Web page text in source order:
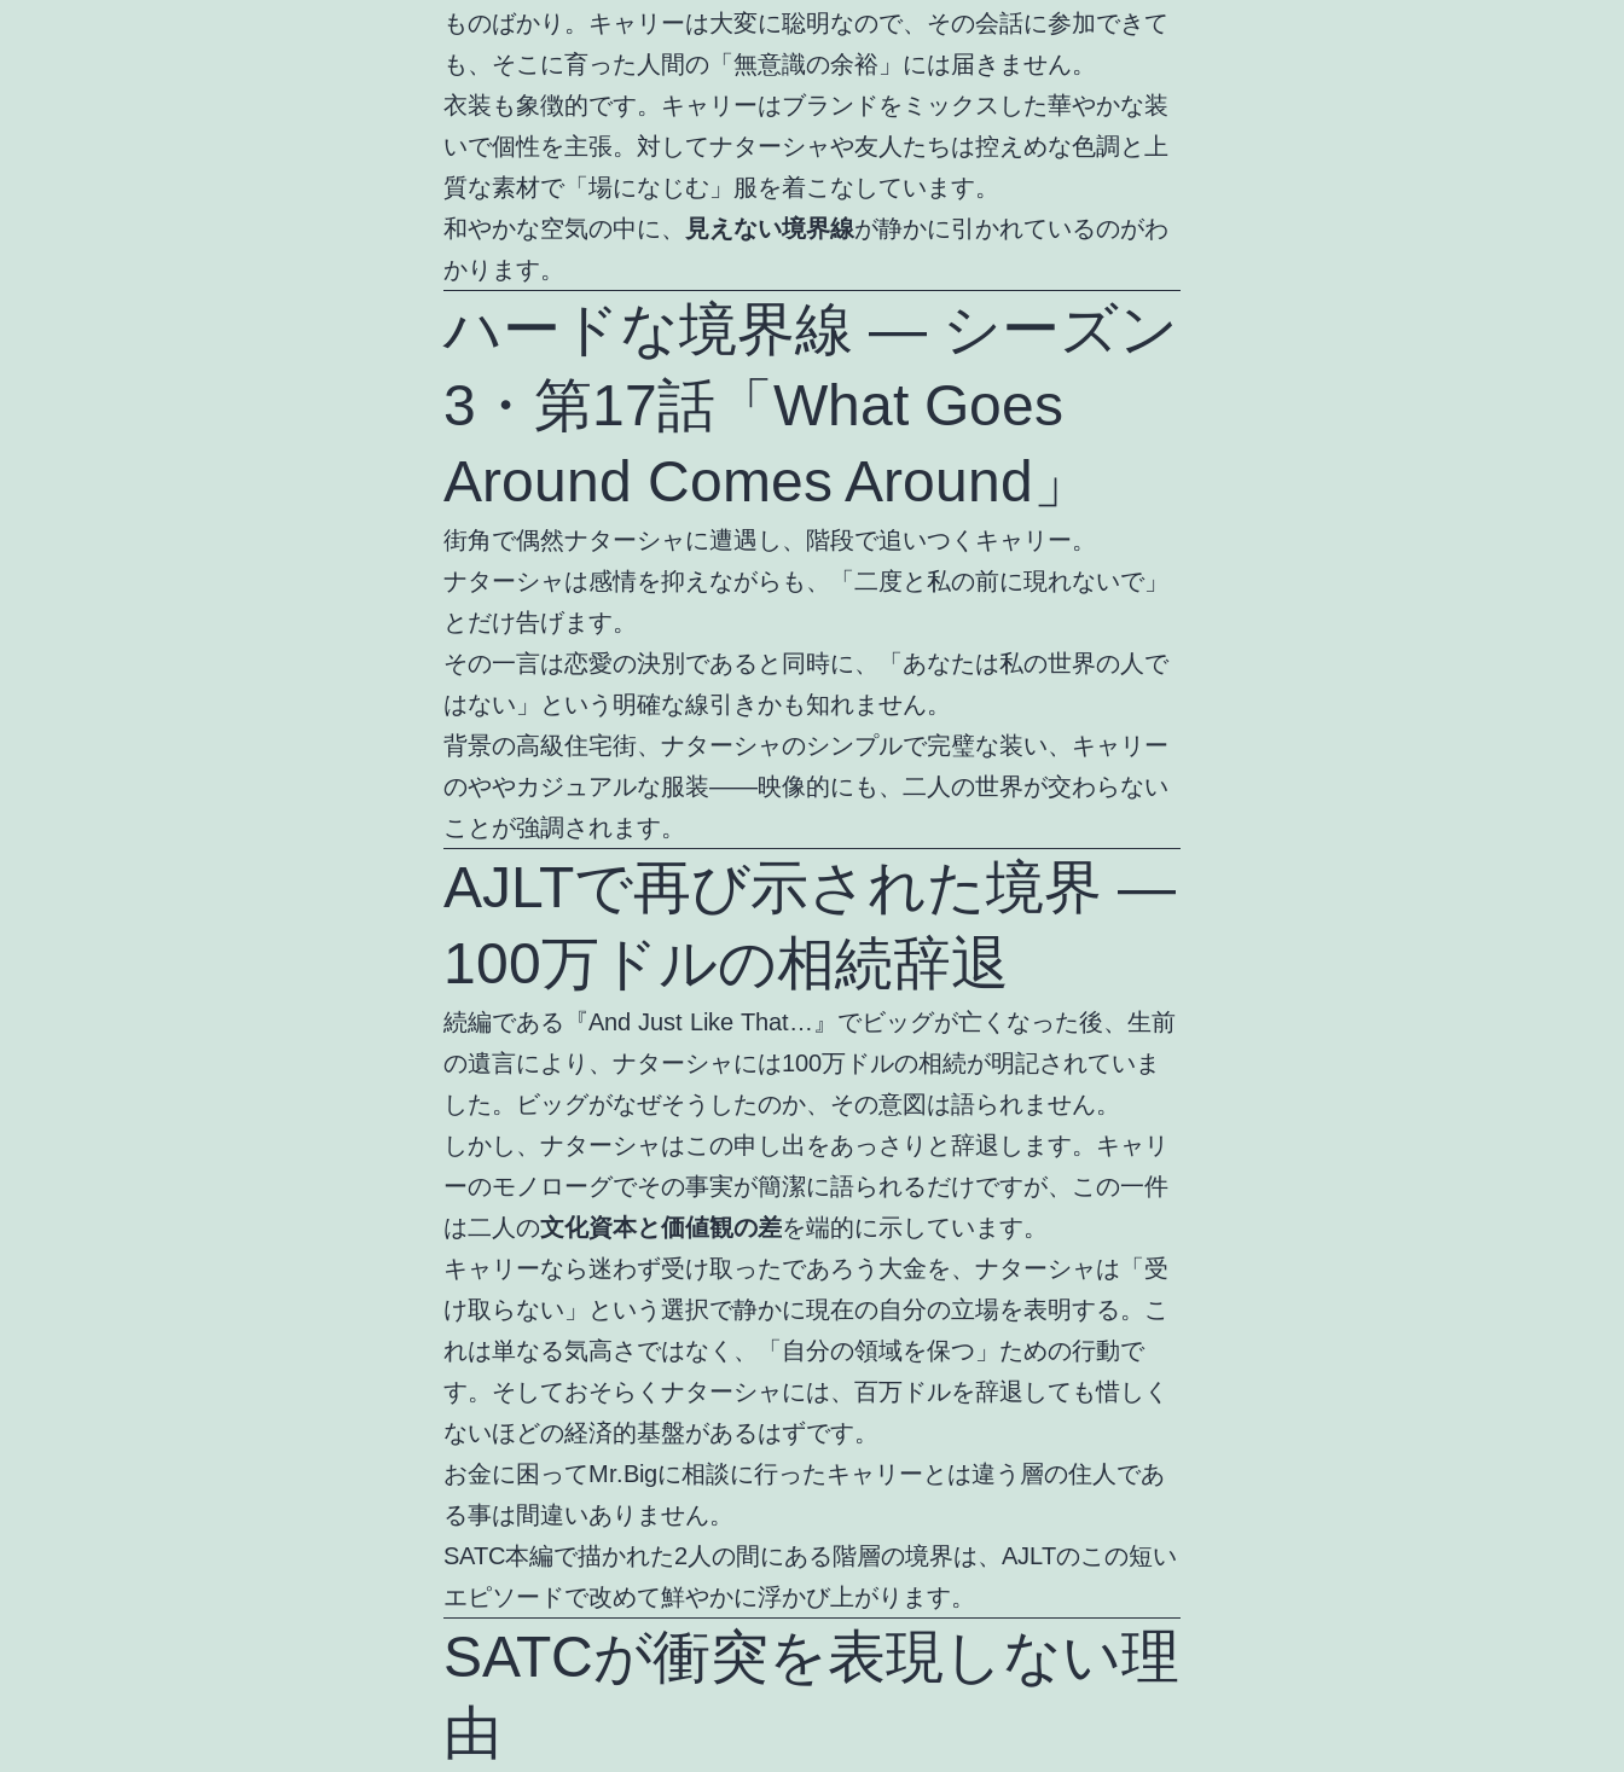
ものばかり。キャリーは大変に聡明なので、その会話に参加できて
も、そこに育った人間の「無意識の余裕」には届きません。
衣装も象徴的です。キャリーはブランドをミックスした華やかな装
いで個性を主張。対してナターシャや友人たちは控えめな色調と上
質な素材で「場になじむ」服を着こなしています。
和やかな空気の中に、
見えない境界線が静かに引かれているのがわ
かります。
ハードな境界線 ― シーズン
3・第17話「What Goes
Around Comes Around」
街角で偶然ナターシャに遭遇し、階段で追いつくキャリー。
ナターシャは感情を抑えながらも、「二度と私の前に現れないで」
とだけ告げます。
その一言は恋愛の決別であると同時に、「あなたは私の世界の人で
はない」という明確な線引きかも知れません。
背景の高級住宅街、ナターシャのシンプルで完璧な装い、キャリー
のややカジュアルな服装――映像的にも、二人の世界が交わらない
ことが強調されます。
AJLTで再び示された境界 ―
100万ドルの相続辞退
続編である『And Just Like That…』でビッグが亡くなった後、生前
の遺言により、ナターシャには100万ドルの相続が明記されていま
した。ビッグがなぜそうしたのか、その意図は語られません。
しかし、ナターシャはこの申し出をあっさりと辞退します。キャリ
ーのモノローグでその事実が簡潔に語られるだけですが、この一件
は二人の文化資本と価値観の差を端的に示しています。
キャリーなら迷わず受け取ったであろう大金を、ナターシャは「受
け取らない」という選択で静かに現在の自分の立場を表明する。こ
れは単なる気高さではなく、「自分の領域を保つ」ための行動で
す。そしておそらくナターシャには、百万ドルを辞退しても惜しく
ないほどの経済的基盤があるはずです。
お金に困ってMr.Bigに相談に行ったキャリーとは違う層の住人であ
る事は間違いありません。
SATC本編で描かれた2人の間にある階層の境界は、AJLTのこの短い
エピソードで改めて鮮やかに浮かび上がります。
SATCが衝突を表現しない理
由